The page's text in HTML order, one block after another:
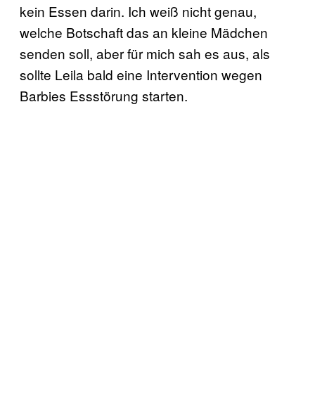
kein Essen darin. Ich weiß nicht genau,
welche Botschaft das an kleine Mädchen
senden soll, aber für mich sah es aus, als
sollte Leila bald eine Intervention wegen
Barbies Essstörung starten.